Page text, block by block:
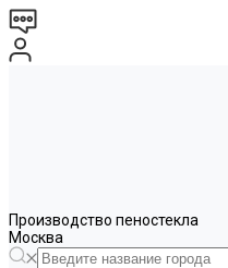
Производство пеностекла
Москва